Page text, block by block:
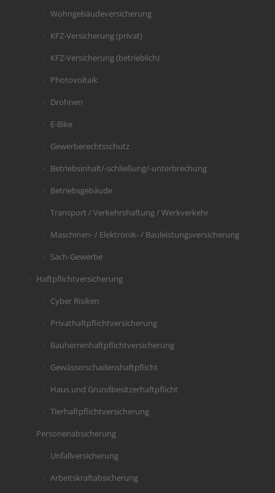
Wohngebäudeversicherung
KFZ-Versicherung (privat)
KFZ-Versicherung (betrieblich)
Photovoltaik
Drohnen
E-Bike
Gewerberechtsschutz
Betriebsinhalt/-schließung/-unterbrechung
Betriebsgebäude
Transport / Verkehrshaftung / Werkverkehr
Maschinen- / Elektronik- / Bauleistungsversicherung
Sach-Gewerbe
Haftpflichtversicherung
Cyber Risiken
Privathaftpflichtversicherung
Bauherrenhaftpflichtversicherung
Gewässerschadenshaftpflicht
Haus und Grundbesitzerhaftpflicht
Tierhaftpflichtversicherung
Personenabsicherung
Unfallversicherung
Arbeitskraftabsicherung